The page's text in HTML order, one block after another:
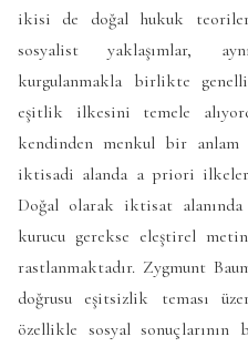
ikisi de doğal hukuk
sosyalist yaklaşımlar,
kurgulanmakla birlikte
eşitlik ilkesini temele
kendinden menkul bir
iktisadi alanda a priori ilkeler
Doğal olarak iktisat
kurucu gerekse eleştirel
rastlanmaktadır. Zygmunt
doğrusu eşitsizlik teması
özellikle sosyal